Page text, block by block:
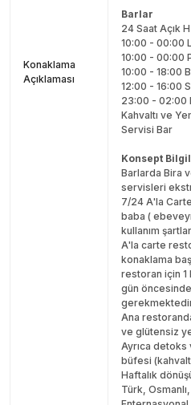
Konaklama
Açıklaması
Barlar
24 Saat Açık
10:00 - 00:00
10:00 - 00:00
10:00 - 18:00
12:00 - 16:00
23:00 - 02:00
Kahvaltı ve
Servisi Bar
Konsept
Barlarda Bira
servisleri
7/24 A'la
baba (
kullanım
A'la carte
konaklama
restoran için 1
gün
Ana
ve glütensiz
Ayrıca detoks
büfesi
Haftalık
Türk,